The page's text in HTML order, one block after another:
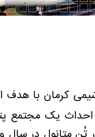
کرمان با هدف
یک مجتمع